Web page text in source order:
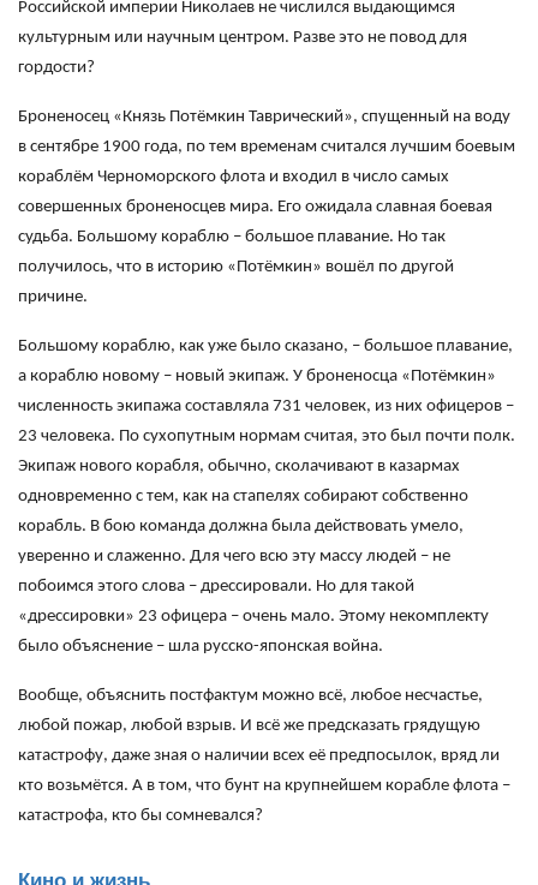
Российской империи Николаев не числился выдающимся
культурным или научным центром. Разве это не повод для
гордости?
Броненосец «Князь Потёмкин Таврический», спущенный на воду
в сентябре 1900 года, по тем временам считался лучшим боевым
кораблём Черноморского флота и входил в число самых
совершенных броненосцев мира. Его ожидала славная боевая
судьба. Большому кораблю – большое плавание. Но так
получилось, что в историю «Потёмкин» вошёл по другой
причине.
Большому кораблю, как уже было сказано, – большое плавание,
а кораблю новому – новый экипаж. У броненосца «Потёмкин»
численность экипажа составляла 731 человек, из них офицеров –
23 человека. По сухопутным нормам считая, это был почти полк.
Экипаж нового корабля, обычно, сколачивают в казармах
одновременно с тем, как на стапелях собирают собственно
корабль. В бою команда должна была действовать умело,
уверенно и слаженно. Для чего всю эту массу людей – не
побоимся этого слова – дрессировали. Но для такой
«дрессировки» 23 офицера – очень мало. Этому некомплекту
было объяснение – шла русско-японская война.
Вообще, объяснить постфактум можно всё, любое несчастье,
любой пожар, любой взрыв. И всё же предсказать грядущую
катастрофу, даже зная о наличии всех её предпосылок, вряд ли
кто возьмётся. А в том, что бунт на крупнейшем корабле флота –
катастрофа, кто бы сомневался?
Кино и жизнь